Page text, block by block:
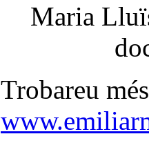
Maria
Trobareu